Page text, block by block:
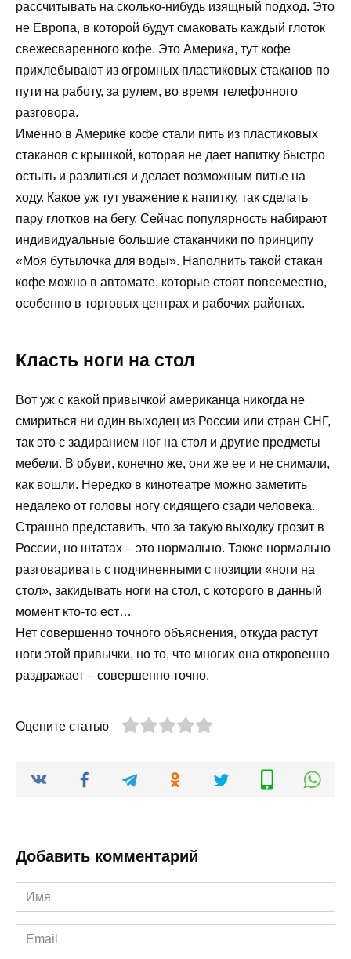
рассчитывать на сколько-нибудь изящный подход. Это
не Европа, в которой будут смаковать каждый глоток
свежесваренного кофе. Это Америка, тут кофе
прихлебывают из огромных пластиковых стаканов по
пути на работу, за рулем, во время телефонного
разговора.
Именно в Америке кофе стали пить из пластиковых
стаканов с крышкой, которая не дает напитку быстро
остыть и разлиться и делает возможным питье на
ходу. Какое уж тут уважение к напитку, так сделать
пару глотков на бегу. Сейчас популярность набирают
индивидуальные большие стаканчики по принципу
«Моя бутылочка для воды». Наполнить такой стакан
кофе можно в автомате, которые стоят повсеместно,
особенно в торговых центрах и рабочих районах.
Класть ноги на стол
Вот уж с какой привычкой американца никогда не
смириться ни один выходец из России или стран СНГ,
так это с задиранием ног на стол и другие предметы
мебели. В обуви, конечно же, они же ее и не снимали,
как вошли. Нередко в кинотеатре можно заметить
недалеко от головы ногу сидящего сзади человека.
Страшно представить, что за такую выходку грозит в
России, но штатах – это нормально. Также нормально
разговаривать с подчиненными с позиции «ноги на
стол», закидывать ноги на стол, с которого в данный
момент кто-то ест…
Нет совершенно точного объяснения, откуда растут
ноги этой привычки, но то, что многих она откровенно
раздражает – совершенно точно.
Оцените статью
Добавить комментарий
Имя
*
Email
*